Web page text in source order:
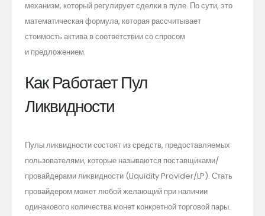
механизм, который регулирует сделки в пуле. По сути, это
математическая формула, которая рассчитывает
стоимость актива в соответствии со спросом
и предложением.
Как Работает Пул
Ликвидности
Пулы ликвидности состоят из средств, предоставляемых
пользователями, которые называются поставщиками/
провайдерами ликвидности (Liquidity Provider/LP). Стать
провайдером может любой желающий при наличии
одинакового количества монет конкретной торговой пары.